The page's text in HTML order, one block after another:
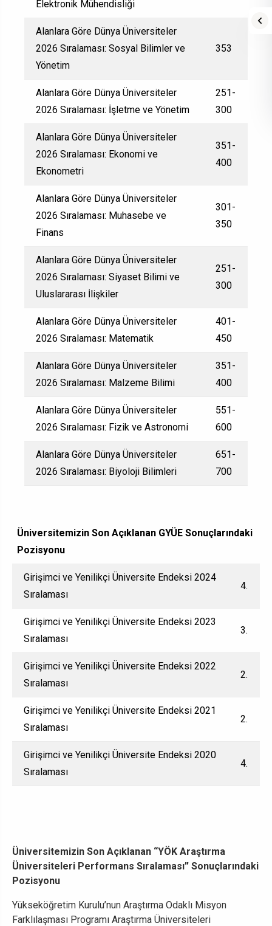
Elektronik Mühendisliği
Alanlara Göre Dünya Üniversiteler
2026 Sıralaması: Sosyal Bilimler ve
Yönetim
353
Alanlara Göre Dünya Üniversiteler
2026 Sıralaması: İşletme ve Yönetim
251-
300
Alanlara Göre Dünya Üniversiteler
2026 Sıralaması: Ekonomi ve
Ekonometri
351-
400
Alanlara Göre Dünya Üniversiteler
2026 Sıralaması: Muhasebe ve
Finans
301-
350
Alanlara Göre Dünya Üniversiteler
2026 Sıralaması: Siyaset Bilimi ve
Uluslararası İlişkiler
251-
300
Alanlara Göre Dünya Üniversiteler
2026 Sıralaması: Matematik
401-
450
Alanlara Göre Dünya Üniversiteler
2026 Sıralaması: Malzeme Bilimi
351-
400
Alanlara Göre Dünya Üniversiteler
2026 Sıralaması: Fizik ve Astronomi
551-
600
Alanlara Göre Dünya Üniversiteler
2026 Sıralaması: Biyoloji Bilimleri
651-
700
Üniversitemizin Son Açıklanan GYÜE Sonuçlarındaki
Pozisyonu
Girişimci ve Yenilikçi Üniversite Endeksi 2024
Sıralaması
4.
Girişimci ve Yenilikçi Üniversite Endeksi 2023
Sıralaması
3.
Girişimci ve Yenilikçi Üniversite Endeksi 2022
Sıralaması
2.
Girişimci ve Yenilikçi Üniversite Endeksi 2021
Sıralaması
2.
Girişimci ve Yenilikçi Üniversite Endeksi 2020
Sıralaması
4.
Üniversitemizin Son Açıklanan “YÖK Araştırma
Üniversiteleri Performans Sıralaması” Sonuçlarındaki
Pozisyonu
Yükseköğretim Kurulu’nun Araştırma Odaklı Misyon
Farklılaşması Programı Araştırma Üniversiteleri